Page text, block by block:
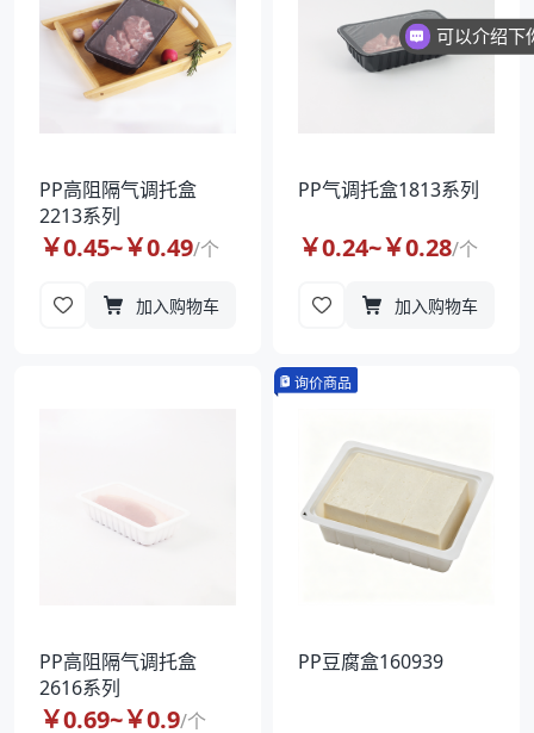
PP高阻隔气调托盒
2213系列
￥0.45~￥0.49/个
加入购物车
PP气调托盒1813系列
￥0.24~￥0.28/个
加入购物车
PP高阻隔气调托盒
2616系列
￥0.69~￥0.9/个
询价商品
PP豆腐盒160939